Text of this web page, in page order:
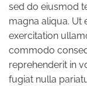
sed do eiusmod
magna aliqua. Ut
exercitation
commodo
reprehenderit in
fugiat nulla